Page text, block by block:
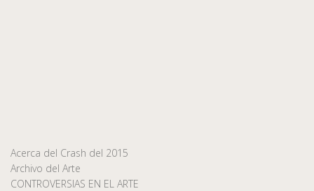
Acerca del Crash del 2015
Archivo del Arte
CONTROVERSIAS EN EL ARTE